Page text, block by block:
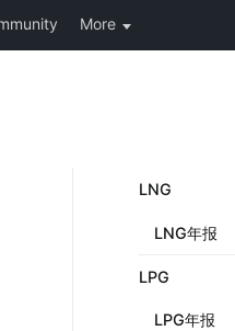
LNG
LNG年报
LPG
LPG年报